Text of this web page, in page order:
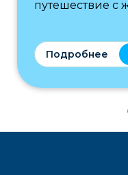
путешествие с
Подробнее